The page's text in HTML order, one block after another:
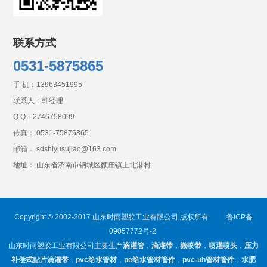
联系方式
0531-5875865
手 机： 13963451995
联系人：韩经理
Q Q： 2746758099
传真： 0531-75875865
邮箱： sdshiyusujiao@163.com
地址： 山东省济南市钢城区颜庄镇上北港村
Copyright © 2002-2017 山东时雨塑胶工业有限公司 版权所有
鲁ICP备
09057772号-2
山东时雨塑胶工业有限公司主要生产滴灌管， 滴灌带， 微喷带， 喷灌喷头， 压力
补偿式贴片滴灌带， pvc给水管材， pe给水管材管件， pvc-uh管材管件， 水肥